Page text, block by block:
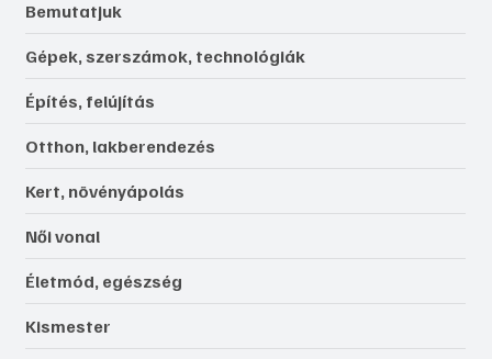
Bemutatjuk
Gépek, szerszámok, technológiák
Építés, felújítás
Otthon, lakberendezés
Kert, növényápolás
Női vonal
Életmód, egészség
Kismester